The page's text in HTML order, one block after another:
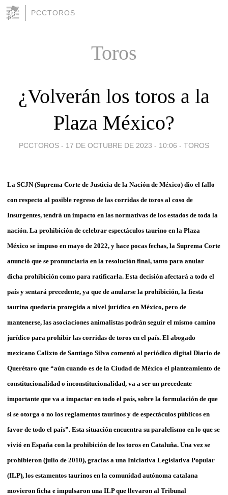
PCCTOROS
Toros
¿Volverán los toros a la
Plaza México?
PCCTOROS - 17 DE OCTUBRE DE 2023 - 10:06 - TOROS
La SCJN (Suprema Corte de Justicia de la Nación de México) dio el fallo
con respecto al posible regreso de las corridas de toros al coso de
Insurgentes, tendrá un impacto en las normativas de los estados de toda la
nación. La prohibición de celebrar espectáculos taurino en la Plaza
México se impuso en mayo de 2022, y hace pocas fechas, la Suprema Corte
anunció que se pronunciaría en la resolución final, tanto para anular
dicha prohibición como para ratificarla. Esta decisión afectará a todo el
país y sentará precedente, ya que de anularse la prohibición, la fiesta
taurina quedaría protegida a nivel jurídico en México, pero de
mantenerse, las asociaciones animalistas podrán seguir el mismo camino
jurídico para prohibir las corridas de toros en el país. El abogado
mexicano Calixto de Santiago Silva comentó al periódico digital Diario de
Querétaro que “aún cuando es de la Ciudad de México el planteamiento de
constitucionalidad o inconstitucionalidad, va a ser un precedente
importante que va a impactar en todo el país, sobre la formulación de que
si se otorga o no los reglamentos taurinos y de espectáculos públicos en
favor de todo el país”. Esta situación encuentra su paralelismo en lo que se
vivió en España con la prohibición de los toros en Cataluña. Una vez se
prohibieron (julio de 2010), gracias a una Iniciativa Legislativa Popular
(ILP), los estamentos taurinos en la comunidad autónoma catalana
movieron ficha e impulsaron una ILP que llevaron al Tribunal